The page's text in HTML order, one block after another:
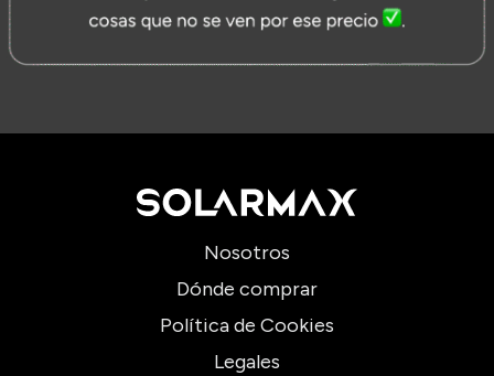
Nosotros
Dónde comprar
Política de Cookies
Legales